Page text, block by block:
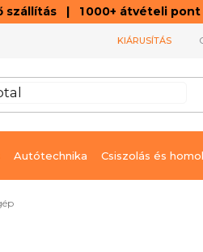
| 1 000+ átvételi pont
KIÁRUSÍTÁS
Autótechnika Csiszolás és